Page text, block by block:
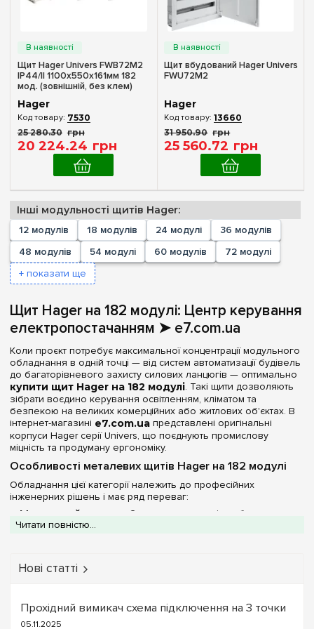
Пустой
1(+1)
2(+1)
3(+1)
4(+6)
10(+6)
12(+20)
18(+16)
22(+3)
24
36(+23)
48 (+16)
54(+7)
60(+9)
72(+12)
78(+2)
84 (+3)
96
104
108(+2)
120(+4)
144(+6)
168(+2)
Комплектація клемами PE+N
Немає в комплекті
Часткова(1)
Метал(2)
Дверцята
Біла(1)
Непрозора(1)
Серія
Univers(2)
Білий (2)
Ступінь захисту IP
Щит Hager Univers FWB72M2
IP44/II 1100x550x161мм 182
мод. (зовнішній, без клем)
Hager
7530
25 280.30 грн
20 224.24 грн
Щит вбудований Hager Univers
FWU72M2
Hager
13660
31 950.90 грн
25 560.72 грн
Інші модульності щитів Hager:
12 модулів 18 модулів 24 модулі
36 модулів
48 модулів
54 модулі 60 модулів
72 модулі
+ показати ще
Щит Hager на 182 модулі: Центр керування
електропостачанням ➤ e7.com.ua
Коли проєкт потребує максимальної концентрації модульного
обладнання в одній точці — від систем автоматизації будівель
до багаторівневого захисту силових ланцюгів — оптимально
купити щит Hager на 182 модулі. Такі щити дозволяють
зібрати воєдино керування освітленням, кліматом та
безпекою на великих комерційних або житлових об'єктах. В
інтернет-магазині e7.com.ua представлені оригінальні
корпуси Hager серії Univers, що поєднують промислову
міцність та продуману ергономіку.
Особливості металевих щитів Hager на 182 модулі
Обладнання цієї категорії належить до професійних
інженерних рішень і має ряд переваг:
Металевий корпус:
Сталева конструкція забезпечує
високу пожежну безпеку та жорсткість, необхідну для
Серія Univers:
професіоналів. Вона пропонує модульний підхід до
Варіанти захисту IP:Ви можете обрати модель зі
ступенем захисту
Читати повністю...
Нові статті
Прохідний вимикач схема підключення на 3 точки
05.11.2025